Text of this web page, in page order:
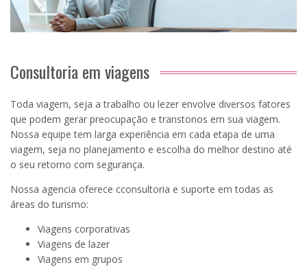
Consultoria em viagens
Toda viagem, seja a trabalho ou lezer envolve diversos fatores
que podem gerar preocupação e transtonos em sua viagem.
Nossa equipe tem larga experiência em cada etapa de uma
viagem, seja no planejamento e escolha do melhor destino até
o seu retorno com segurança.
Nossa agencia oferece cconsultoria e suporte em todas as
áreas do turismo:
Viagens corporativas
Viagens de lazer
Viagens em grupos